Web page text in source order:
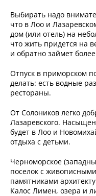
Выбирать надо
что в Лоо и
дом (или отель) на
что жить придется на
и обратно займет
Отпуск в приморском
делать: есть водные
рестораны.
От Солоников легко
Лазаревского.
будет в Лоо и
отдыха с детьми.
Черноморское
поселок с
памятниками
Калос Лимен, озера и